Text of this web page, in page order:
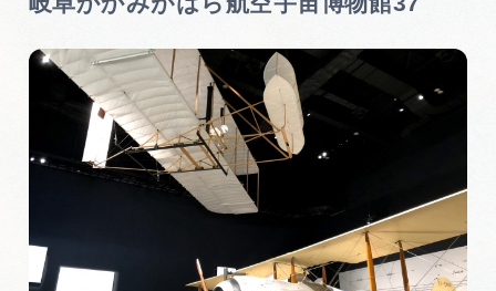
特集
モデルコース
スポット・体験
グルメ
行きたいリストを見る